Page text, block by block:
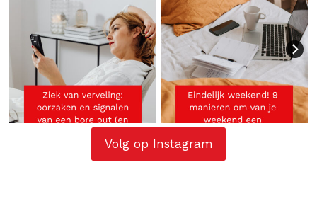
Volg op Instagram